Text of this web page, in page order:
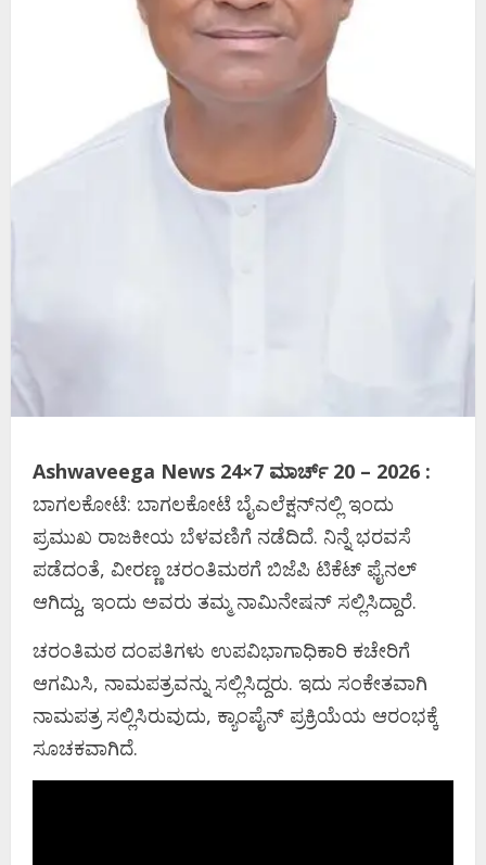
Ashwaveega News 24×7 ಮಾರ್ಚ್‌ 20 – 2026 :
ಬಾಗಲಕೋಟೆ: ಬಾಗಲಕೋಟೆ ಬೈಎಲೆಕ್ಷನ್‌ನಲ್ಲಿ ಇಂದು
ಪ್ರಮುಖ ರಾಜಕೀಯ ಬೆಳವಣಿಗೆ ನಡೆದಿದೆ. ನಿನ್ನೆ ಭರವಸೆ
ಪಡೆದಂತೆ, ವೀರಣ್ಣ ಚರಂತಿಮಠಗೆ ಬಿಜೆಪಿ ಟಿಕೆಟ್ ಫೈನಲ್
ಆಗಿದ್ದು, ಇಂದು ಅವರು ತಮ್ಮ ನಾಮಿನೇಷನ್ ಸಲ್ಲಿಸಿದ್ದಾರೆ.
ಚರಂತಿಮಠ ದಂಪತಿಗಳು ಉಪವಿಭಾಗಾಧಿಕಾರಿ ಕಚೇರಿಗೆ
ಆಗಮಿಸಿ, ನಾಮಪತ್ರವನ್ನು ಸಲ್ಲಿಸಿದ್ದರು. ಇದು ಸಂಕೇತವಾಗಿ
ನಾಮಪತ್ರ ಸಲ್ಲಿಸಿರುವುದು, ಕ್ಯಾಂಪೈನ್ ಪ್ರಕ್ರಿಯೆಯ ಆರಂಭಕ್ಕೆ
ಸೂಚಕವಾಗಿದೆ.